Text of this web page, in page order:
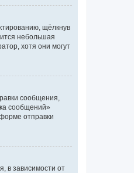
щёлкнув
небольшая
хотя они могут
сообщения,
сообщений»
отправки
в зависимости от